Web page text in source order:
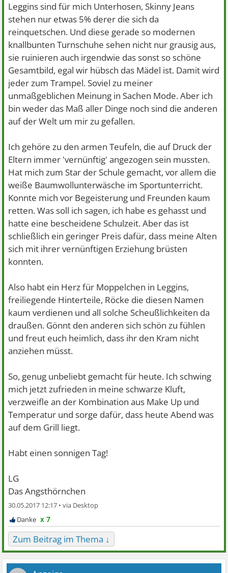
Leggins sind für mich Unterhosen, Skinny Jeans
stehen nur etwas 5% derer die sich da
reinquetschen. Und diese gerade so modernen
knallbunten Turnschuhe sehen nicht nur grausig aus,
sie ruinieren auch irgendwie das sonst so schöne
Gesamtbild, egal wir hübsch das Mädel ist. Damit wird
jeder zum Trampel. Soviel zu meiner
unmaßgeblichen Meinung in Sachen Mode. Aber ich
bin weder das Maß aller Dinge noch sind die anderen
auf der Welt um mir zu gefallen.
Ich gehöre zu den armen Teufeln, die auf Druck der
Eltern immer 'vernünftig' angezogen sein mussten.
Hat mich zum Star der Schule gemacht, vor allem die
weiße Baumwollunterwäsche im Sportunterricht.
Konnte mich vor Begeisterung und Freunden kaum
retten. Was soll ich sagen, ich habe es gehasst und
hatte eine bescheidene Schulzeit. Aber das ist
schließlich ein geringer Preis dafür, dass meine Alten
sich mit ihrer vernünftigen Erziehung brüsten
konnten.
Also habt ein Herz für Moppelchen in Leggins,
freiliegende Hinterteile, Röcke die diesen Namen
kaum verdienen und all solche Scheußlichkeiten da
draußen. Gönnt den anderen sich schön zu fühlen
und freut euch heimlich, dass ihr den Kram nicht
anziehen müsst.
So, genug unbeliebt gemacht für heute. Ich schwing
mich jetzt zufrieden in meine schwarze Kluft,
verzweifle an der Kombination aus Make Up und
Temperatur und sorge dafür, dass heute Abend was
auf dem Grill liegt.
Habt einen sonnigen Tag!
LG
Das Angsthörnchen
30.05.2017 12:17 •
x 7
Zum Beitrag im Thema ↓